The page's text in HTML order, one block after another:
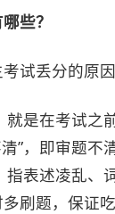
些？
试丢分的原
就是在考试
清”，即审题
指表述凌乱
刷题，保证